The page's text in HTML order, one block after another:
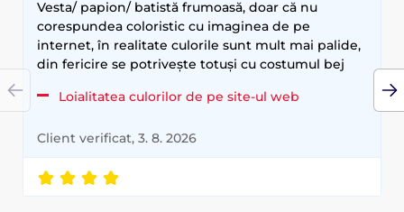
Vesta/ papion/ batistă frumoasă, doar că nu
corespundea coloristic cu imaginea de pe
internet, în realitate culorile sunt mult mai palide,
din fericire se potrivește totuși cu costumul bej
Loialitatea culorilor de pe site-ul web
Client verificat, 3. 8. 2026